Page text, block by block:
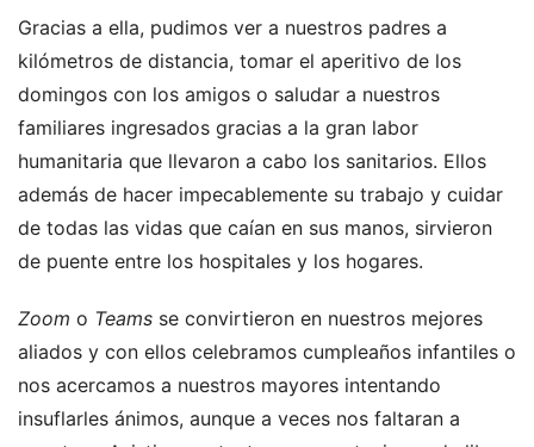
Gracias a ella, pudimos ver a nuestros padres a
kilómetros de distancia, tomar el aperitivo de los
domingos con los amigos o saludar a nuestros
familiares ingresados gracias a la gran labor
humanitaria que llevaron a cabo los sanitarios. Ellos
además de hacer impecablemente su trabajo y cuidar
de todas las vidas que caían en sus manos, sirvieron
de puente entre los hospitales y los hogares.
Zoom o Teams se convirtieron en nuestros mejores
aliados y con ellos celebramos cumpleaños infantiles o
nos acercamos a nuestros mayores intentando
insuflarles ánimos, aunque a veces nos faltaran a